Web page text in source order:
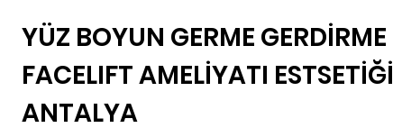
ESTETİĞİ ANTALYA SİLİKON AMELİYATI
GÖĞÜS DİKLEŞTİRME
YÜZ BOYUN GERME GERDİRME
FACELIFT AMELİYATI ESTSETİĞİ
ANTALYA